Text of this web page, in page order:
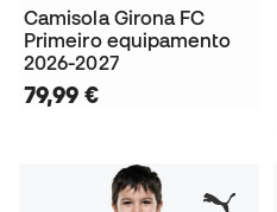
Camisola Girona FC
Primeiro equipamento
2026-2027
79,99 €